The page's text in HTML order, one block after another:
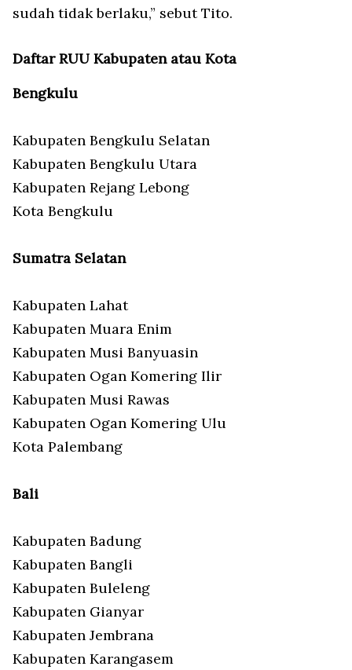
sudah tidak berlaku,” sebut Tito.
Daftar RUU Kabupaten atau Kota
Bengkulu
Kabupaten Bengkulu Selatan
Kabupaten Bengkulu Utara
Kabupaten Rejang Lebong
Kota Bengkulu
Sumatra Selatan
Kabupaten Lahat
Kabupaten Muara Enim
Kabupaten Musi Banyuasin
Kabupaten Ogan Komering Ilir
Kabupaten Musi Rawas
Kabupaten Ogan Komering Ulu
Kota Palembang
Bali
Kabupaten Badung
Kabupaten Bangli
Kabupaten Buleleng
Kabupaten Gianyar
Kabupaten Jembrana
Kabupaten Karangasem